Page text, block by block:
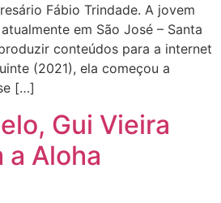
Fábio Trindade. A jovem
em São José – Santa
conteúdos para a internet
(2021), ela começou a
[…]
Gui Vieira
a Aloha